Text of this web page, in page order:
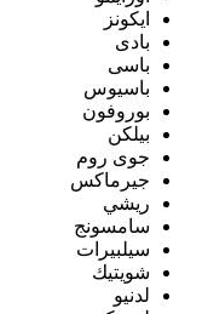
ايكونز
بادى
باسى
باسيوس
بوروفون
بيلكن
جوى روم
جيرماكس
ريشي
سامسونج
سيلبيرات
شويتيك
لدنيو